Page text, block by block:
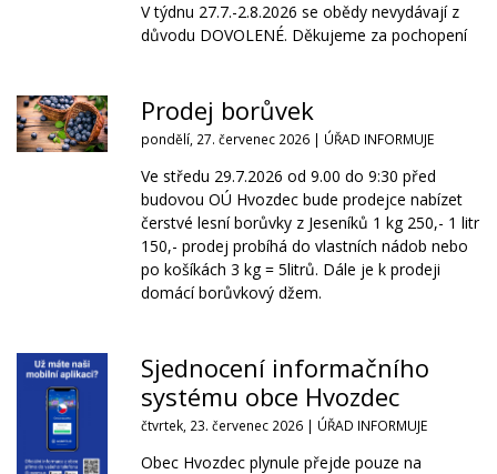
V týdnu 27.7.-2.8.2026 se obědy nevydávají z
důvodu DOVOLENÉ. Děkujeme za pochopení
Prodej borůvek
pondělí, 27. červenec 2026 | ÚŘAD INFORMUJE
Ve středu 29.7.2026 od 9.00 do 9:30 před
budovou OÚ Hvozdec bude prodejce nabízet
čerstvé lesní borůvky z Jeseníků 1 kg 250,- 1 litr
150,- prodej probíhá do vlastních nádob nebo
po košíkách 3 kg = 5litrů. Dále je k prodeji
domácí borůvkový džem.
Sjednocení informačního
systému obce Hvozdec
čtvrtek, 23. červenec 2026 | ÚŘAD INFORMUJE
Obec Hvozdec plynule přejde pouze na